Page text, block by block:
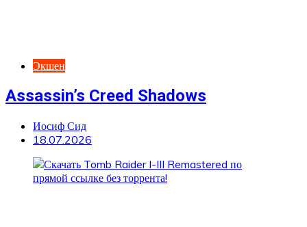
Экшен
Assassin’s Creed Shadows
Иосиф Сид
18.07.2026